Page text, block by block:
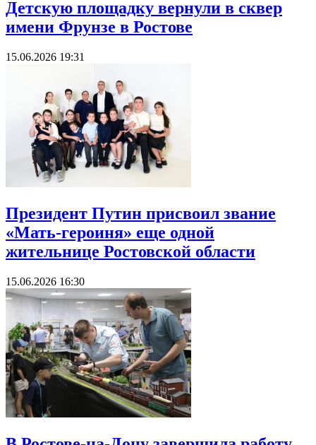
Детскую площадку вернули в сквер
имени Фрунзе в Ростове
15.06.2026 19:31
Президент Путин присвоил звание
«Мать-героиня» еще одной
жительнице Ростовской области
15.06.2026 16:30